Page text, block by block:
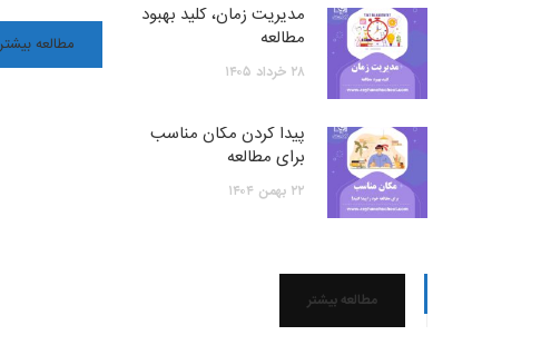
مطالعه بیشتر
مدیریت زمان، کلید بهبود
مطالعه
۲۸ خرداد ۱۴۰۵
پیدا کردن مکان مناسب
برای مطالعه
۲۲ بهمن ۱۴۰۴
مطالعه بیشتر